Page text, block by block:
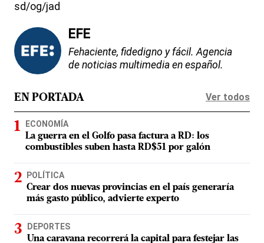
sd/og/jad
EFE
Fehaciente, fidedigno y fácil. Agencia
de noticias multimedia en español.
EN PORTADA Ver todos
ECONOMÍA
La guerra en el Golfo pasa factura a RD: los
combustibles suben hasta RD$51 por galón
POLÍTICA
Crear dos nuevas provincias en el país generaría
más gasto público, advierte experto
DEPORTES
Una caravana recorrerá la capital para festejar las